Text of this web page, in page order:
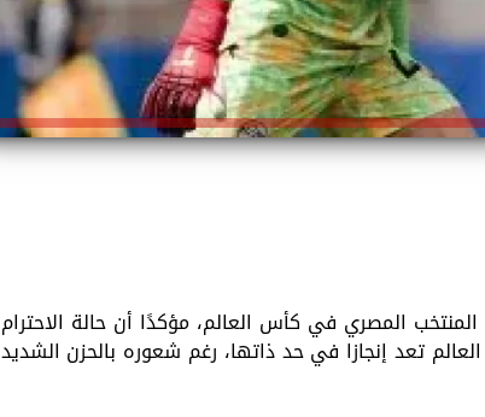
المصري في كأس العالم، مؤكدًا أن حالة الاحترام
تعد إنجازا في حد ذاتها، رغم شعوره بالحزن الشديد